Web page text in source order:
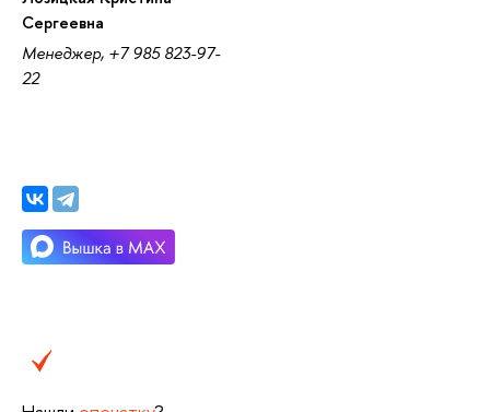
Сергеевна
Менеджер, +7 985 823-97-
22